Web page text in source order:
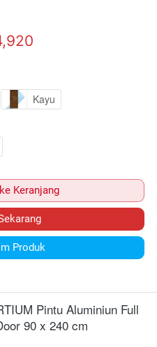
Kayu
Keranjang
Produk
Pintu Aluminiun Full
90 x 240 cm